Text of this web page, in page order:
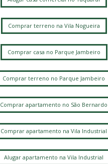
Comprar terreno na Vila Nogueira
Comprar casa no Parque Jambeiro
Comprar terreno no Parque Jambeiro
Comprar apartamento no São Bernardo
Comprar apartamento na Vila Industrial
Alugar apartamento na Vila Industrial